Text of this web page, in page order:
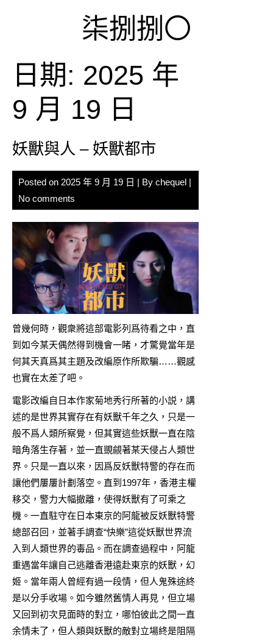
柒捌捌〇
日期: 2025 年
9 月 19 日
妖獸與人 – 妖獸都市
Posted on 2025 年 9 月 19 日 | By chequel |
No comments
曾幾何時，觀衆將這部電影列爲待看之中，直
到如今某天偶然得到機會一睹，才驚覺當年是
何其天真爲其主題及改編原作所欺騙……觀感
也實在太差了吧。
電影改編自日本作家菊地秀行所著的小説，講
述的是世界其實存在有妖獸千年之久，只是一
般不爲人類所察覺，但其實這些妖獸一直在陰
暗角落生存著，並一直覬覦著某天侵占人類世
界。只是一直以來，因爲反妖獸特警的存在而
讓他們屢屢計劃落空。直到1997年，香港主權
移交，警力大幅撤離，使得妖獸有了可乘之
機。一直駐守在日本東京的阿龍被反妖獸特警
總部召回，並著手調查“快樂”這從妖獸世界流
入到人類世界的毒品。而在調查過程中，阿龍
重遇當年讓自己逃離香港遠赴東京的妖獸，幻
姬。當年兩人曾經有過一段情，但人鬼殊途終
是以分手收場。如今雖然舊情人再見，但立場
又回到初次見面時的對立，哪怕彼此之間一直
余情未了，但人類與妖獸的敵對立場終是阻隔